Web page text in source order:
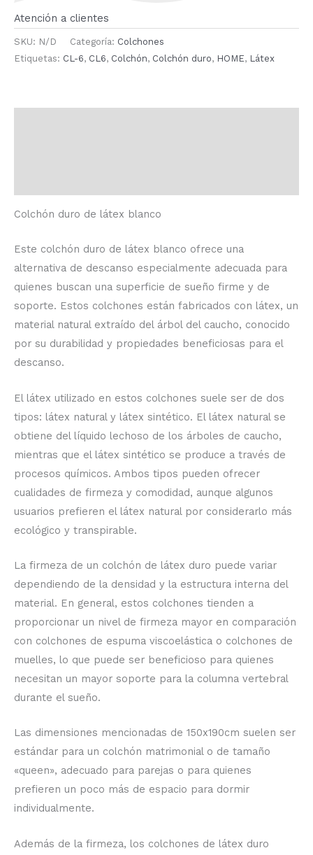
Atención a clientes
SKU: N/D Categoría: Colchones
Etiquetas: CL-6, CL6, Colchón, Colchón duro, HOME, Látex
Colchón duro de látex blanco
Este colchón duro de látex blanco ofrece una
alternativa de descanso especialmente adecuada para
quienes buscan una superficie de sueño firme y de
soporte. Estos colchones están fabricados con látex, un
material natural extraído del árbol del caucho, conocido
por su durabilidad y propiedades beneficiosas para el
descanso.
El látex utilizado en estos colchones suele ser de dos
tipos: látex natural y látex sintético. El látex natural se
obtiene del líquido lechoso de los árboles de caucho,
mientras que el látex sintético se produce a través de
procesos químicos. Ambos tipos pueden ofrecer
cualidades de firmeza y comodidad, aunque algunos
usuarios prefieren el látex natural por considerarlo más
ecológico y transpirable.
La firmeza de un colchón de látex duro puede variar
dependiendo de la densidad y la estructura interna del
material. En general, estos colchones tienden a
proporcionar un nivel de firmeza mayor en comparación
con colchones de espuma viscoelástica o colchones de
muelles, lo que puede ser beneficioso para quienes
necesitan un mayor soporte para la columna vertebral
durante el sueño.
Las dimensiones mencionadas de 150x190cm suelen ser
estándar para un colchón matrimonial o de tamaño
«queen», adecuado para parejas o para quienes
prefieren un poco más de espacio para dormir
individualmente.
Además de la firmeza, los colchones de látex duro